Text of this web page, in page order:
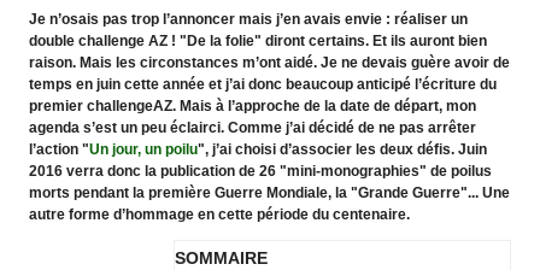
Je n’osais pas trop l’annoncer mais j’en avais envie : réaliser un
double challenge AZ ! "De la folie" diront certains. Et ils auront bien
raison. Mais les circonstances m’ont aidé. Je ne devais guère avoir de
temps en juin cette année et j’ai donc beaucoup anticipé l’écriture du
premier challengeAZ. Mais à l’approche de la date de départ, mon
agenda s’est un peu éclairci. Comme j’ai décidé de ne pas arrêter
l’action "Un jour, un poilu", j’ai choisi d’associer les deux défis. Juin
2016 verra donc la publication de 26 "mini-monographies" de poilus
morts pendant la première Guerre Mondiale, la "Grande Guerre"... Une
autre forme d’hommage en cette période du centenaire.
SOMMAIRE